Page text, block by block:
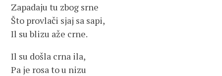
Zapadaju tu zbog srne
Što provlači sjaj sa sapi,
Il su blizu aže crne.
Il su došla crna ila,
Pa je rosa to u nizu